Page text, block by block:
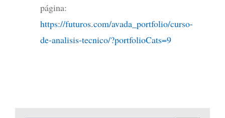
página:
https://futuros.com/avada_portfolio/curso-
de-analisis-tecnico/?portfolioCats=9